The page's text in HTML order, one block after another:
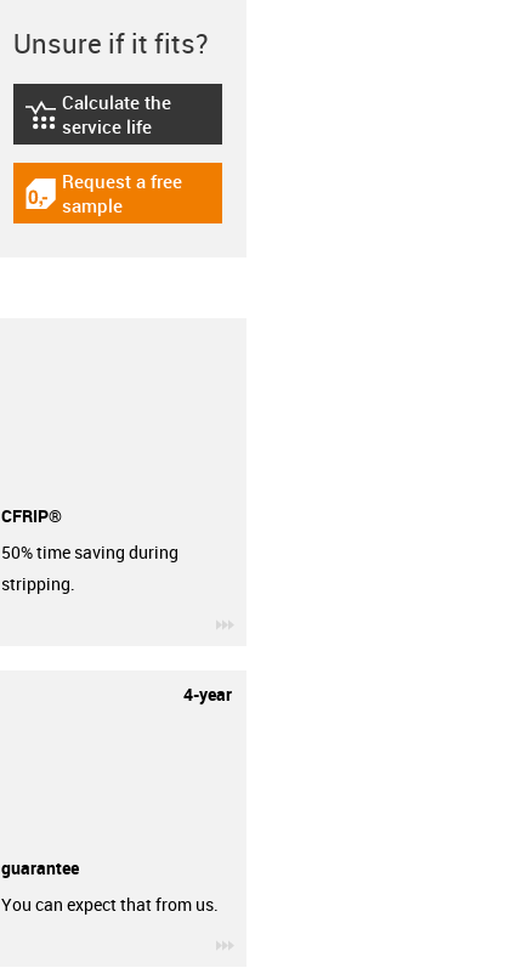
Unsure if it fits?
igus-icon-lebensdauerrechner
Calculate the
service life
igus-icon-gratismuster
Request a free
sample
CFRIP®
50% time saving during
stripping.
4-year
guarantee
You can expect that from us.